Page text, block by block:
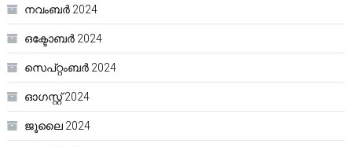
നവംബർ 2024
ഒക്ടോബർ 2024
സെപ്റ്റംബർ 2024
ഓഗസ്റ്റ്‌ 2024
ജൂലൈ 2024